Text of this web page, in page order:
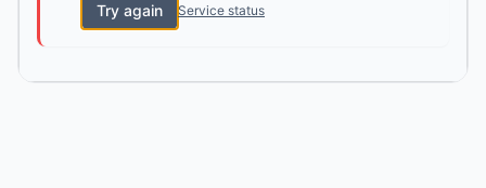
Try again Service status